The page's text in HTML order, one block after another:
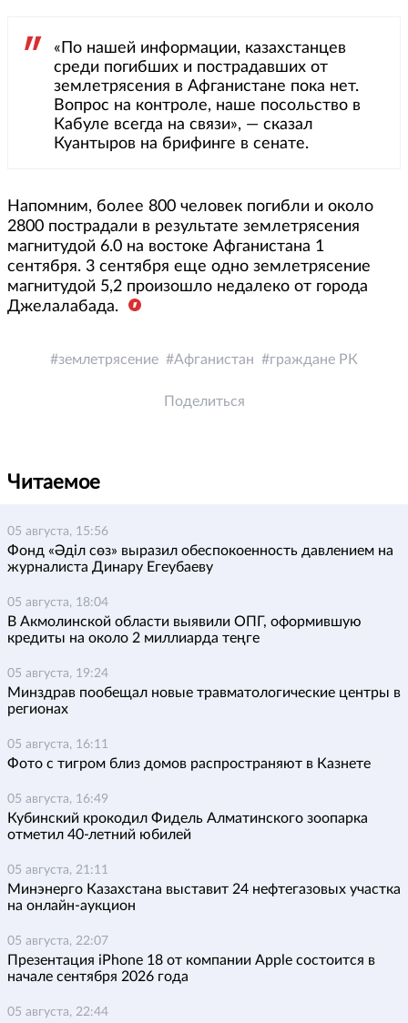
«По нашей информации, казахстанцев
среди погибших и пострадавших от
землетрясения в Афганистане пока нет.
Вопрос на контроле, наше посольство в
Кабуле всегда на связи», — сказал
Куантыров на брифинге в сенате.
Напомним, более 800 человек погибли и около
2800 пострадали в результате землетрясения
магнитудой 6.0 на востоке Афганистана 1
сентября. 3 сентября еще одно землетрясение
магнитудой 5,2 произошло недалеко от города
Джелалабада.
землетрясение Афганистан граждане РК
Поделиться
Читаемое
05 августа, 15:56
Фонд «Әділ сөз» выразил обеспокоенность давлением на
журналиста Динару Егеубаеву
05 августа, 18:04
В Акмолинской области выявили ОПГ, оформившую
кредиты на около 2 миллиарда теңге
05 августа, 19:24
Минздрав пообещал новые травматологические центры в
регионах
05 августа, 16:11
Фото с тигром близ домов распространяют в Казнете
05 августа, 16:49
Кубинский крокодил Фидель Алматинского зоопарка
отметил 40-летний юбилей
05 августа, 21:11
Минэнерго Казахстана выставит 24 нефтегазовых участка
на онлайн-аукцион
05 августа, 22:07
Презентация iPhone 18 от компании Apple состоится в
начале сентября 2026 года
05 августа, 22:44